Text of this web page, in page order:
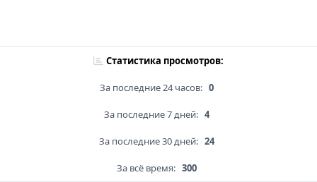
Статистика просмотров:
За последние 24 часов: 0
За последние 7 дней: 4
За последние 30 дней: 24
За всё время: 300